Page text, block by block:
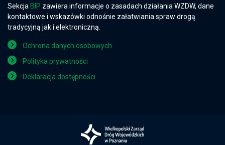
Sekcja BIP zawiera informacje o zasadach działania WZDW, dane
kontaktowe i wskazówki odnośnie załatwiania spraw drogą
tradycyjną jak i elektroniczną.
Ochrona danych osobowych
Polityka prywatności
Deklaracja dostępności